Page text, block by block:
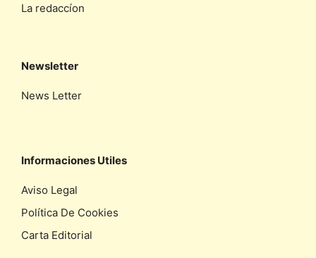
La redaccíon
Newsletter
News Letter
Informaciones Utiles
Aviso Legal
Política De Cookies
Carta Editorial